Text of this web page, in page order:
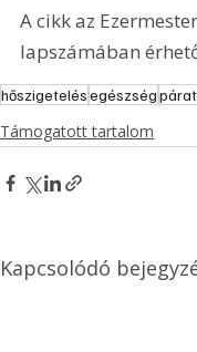
A cikk az
lapszámában
hőszigetelésegészség
Támogatott tartalom
Kapcsolódó